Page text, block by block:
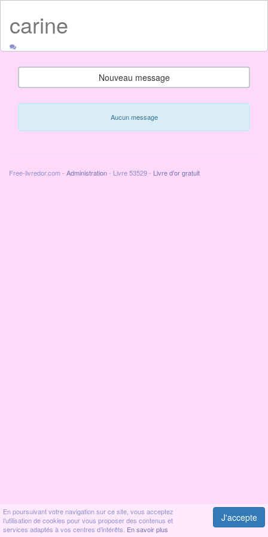
En poursuivant votre navigation sur ce site, vous acceptez
l’utilisation de cookies pour vous proposer des contenus et
services adaptés à vos centres d’intérêts. En savoir plus
J'accepte
carine
Nouveau message
Aucun message
Free-livredor.com - Administration- Livre 53529 - Livre d'or gratuit